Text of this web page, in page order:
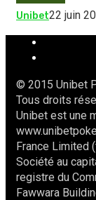
Unibet22 juin
© 2015 Unibet
Tous droits
Unibet est une
France Limited
Société au
registre du
Fawwara